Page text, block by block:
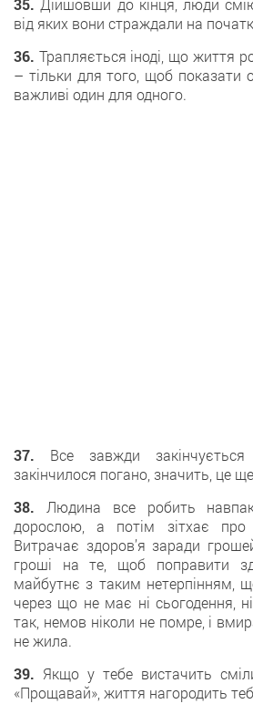
35. Дійшовши до кінця, люди
від яких вони страждали на
36. Трапляється іноді, що життя
– тільки для того, щоб показати
важливі один для одного.
37. Все завжди
закінчилося погано, значить, це
38. Людина все робить
дорослою, а потім зітхає про
Витрачає здоров’я заради
гроші на те, щоб поправити
майбутнє з таким нетерпінням,
через що не має ні сьогодення,
так, немов ніколи не помре, і
не жила.
39. Якщо у тебе вистачить
«Прощавай», життя нагородить